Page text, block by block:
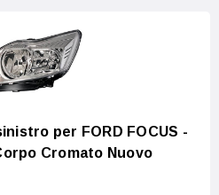
per FORD FOCUS -
Cromato Nuovo